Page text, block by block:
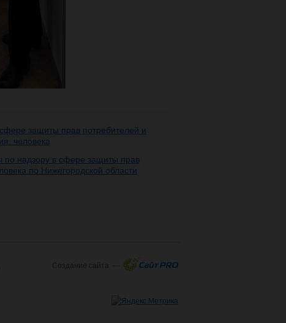
защиты прав потребителей и
человека
надзору в сфере защиты прав
по Нижегородской области